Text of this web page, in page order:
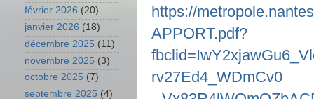
https://
APPORT.pdf?
rv27Ed4_WDmCv0
février 2026 (20)
janvier 2026 (18)
décembre 2025 (11)
novembre 2025 (3)
octobre 2025 (7)
septembre 2025 (4)